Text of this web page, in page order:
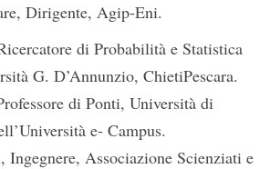
Dirigente, Agip-Eni.
di Probabilità e Statistica
G. D’Annunzio, ChietiPescara.
di Ponti, Università di
e- Campus.
Associazione Scienziati e